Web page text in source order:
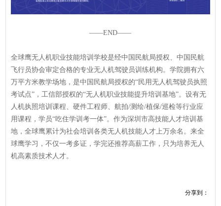
——END——
全球鹰无人机职业技能培训学校是经中国民航局授权、中国民航
飞行员协会审定合格的专业无人机驾驶员训练机构。学院拥有六
万平方米教学场地，是中国民航局授权的“民用无人机驾驶员执照
考试点”，工信部授权的“无人机职业技能提升培训基地”。设有无
人机执照培训课程、硬件工程师、航拍/测绘/植保/巡检等行业应
用课程，学员“吃住学训考一体”。作为深圳市高技能人才培训基
地，全球鹰累计为社会培训各类无人机技能人才上万余名。来全
球鹰学习，不仅一考多证，学完还推荐高薪工作，只为培养无人
机高素质技术人才。
分享到：